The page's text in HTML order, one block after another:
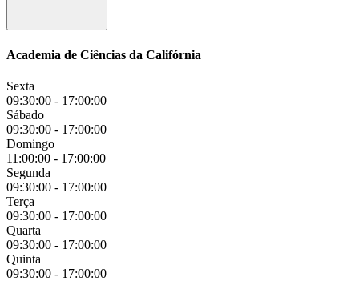
Academia de Ciências da Califórnia
Sexta
09:30:00 - 17:00:00
Sábado
09:30:00 - 17:00:00
Domingo
11:00:00 - 17:00:00
Segunda
09:30:00 - 17:00:00
Terça
09:30:00 - 17:00:00
Quarta
09:30:00 - 17:00:00
Quinta
09:30:00 - 17:00:00